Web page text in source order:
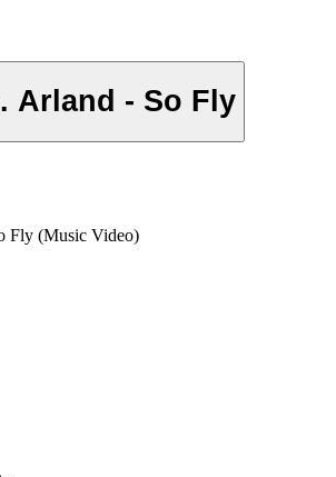
Arland - So Fly
Fly (Music Video)